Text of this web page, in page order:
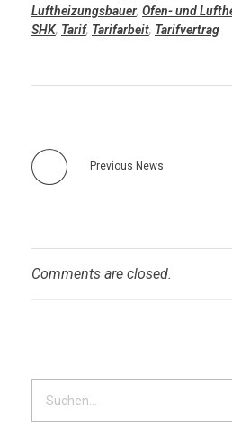
Luftheizungsbauer, Ofen- und
SHK, Tarif, Tarifarbeit, Tarifvertrag
Previous News
Comments are closed.